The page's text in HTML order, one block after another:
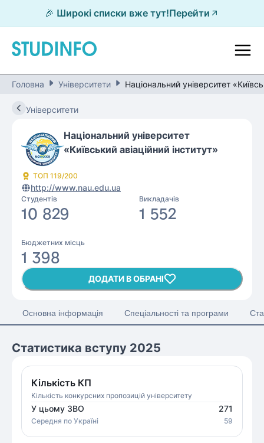
🎉 Широкі списки вже тут!Перейти
Головна Університети Національний університет
Університети
Національний університет
«Київський авіаційний інститут»
ТОП 119/200
http://www.nau.edu.ua
Студентів
10 829
Викладачів
1 552
Бюджетних місць
1 398
ДОДАТИ В ОБРАНІ
Основна інформація Спеціальності та програми
Статистика вступу 2025
Кількість КП
Кількість конкурсних пропозицій університету
У цьому ЗВО 271
Середня по Україні 59